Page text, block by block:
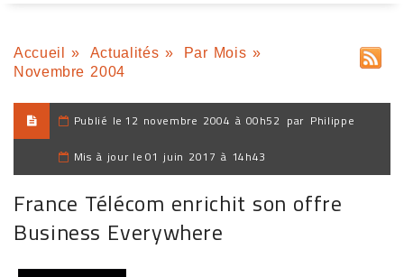
Accueil » Actualités » Par Mois »
Novembre 2004
Publié le 12 novembre 2004 à 00h52 par Philippe
Mis à jour le 01 juin 2017 à 14h43
France Télécom enrichit son offre
Business Everywhere